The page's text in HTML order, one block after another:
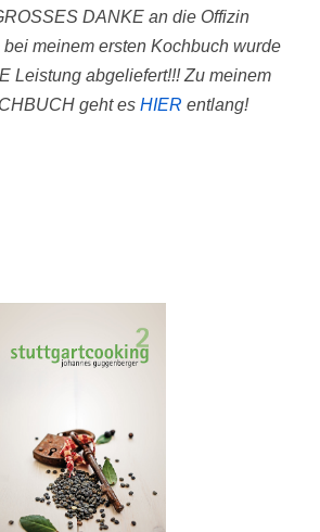
DANKE an die Offizin
meinem ersten Kochbuch wurde
Leistung abgeliefert!!!Zu meinem
geht es HIER entlang!